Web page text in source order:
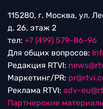
115280, г. Москва, ул.
д. 26, этаж 2
тел: +7 (499) 579-86-96
Для общих вопросов:
Редакция RTVI:
Маркетинг/PR:
Реклама RTVI: adv-
Партнерские